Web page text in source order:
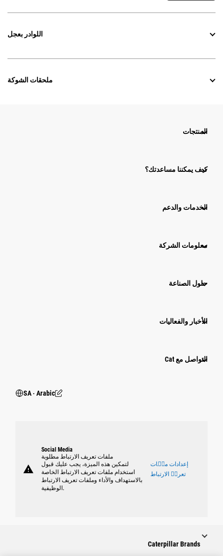
اللوادر بعجل
ملحقات الشوكة
المنتجات
كيف يمكننا مساعدتك؟
الخدمات والدعم
معلومات الشركة
حلول الصناعة
الأخبار والفعاليات
التواصل مع Cat
SA ‧ Arabic
warning
Social Media
ملفات تعريف الارتباط مطلوبة
لتمكين هذه الميزة، يجب عليك قبول
استخدام ملفات تعريف الارتباط الخاصة
بالاستهداف والأداء وملفات تعريف الارتباط
الوظيفية.
إعدادات ملٝات
تعريٝ الارتباط
Caterpillar Brands